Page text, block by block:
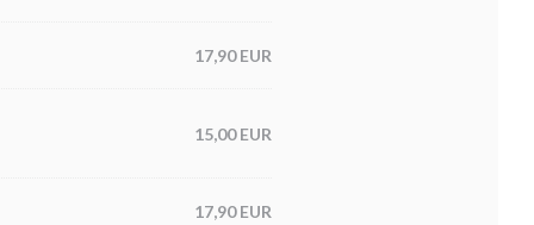
17,90 EUR
15,00 EUR
17,90 EUR